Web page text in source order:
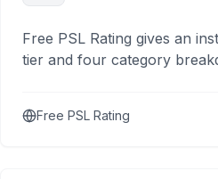
Free PSL Rating gives an
tier and four category
Free PSL Rating